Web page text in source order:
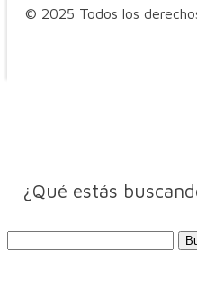
© 2025 Todos los
¿Qué estás